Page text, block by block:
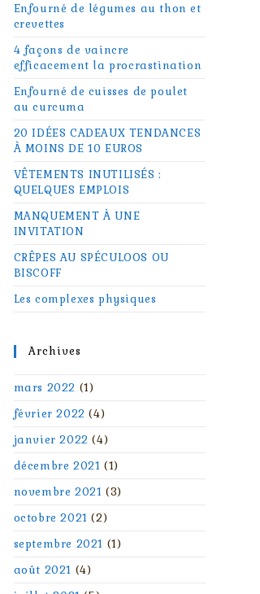
Enfourné de légumes au thon et
crevettes
4 façons de vaincre
efficacement la procrastination
Enfourné de cuisses de poulet
au curcuma
20 IDÉES CADEAUX TENDANCES
À MOINS DE 10 EUROS
VÊTEMENTS INUTILISÉS :
QUELQUES EMPLOIS
MANQUEMENT À UNE
INVITATION
CRÊPES AU SPÉCULOOS OU
BISCOFF
Les complexes physiques
Archives
mars 2022 (1)
février 2022 (4)
janvier 2022 (4)
décembre 2021 (1)
novembre 2021 (3)
octobre 2021 (2)
septembre 2021 (1)
août 2021 (4)